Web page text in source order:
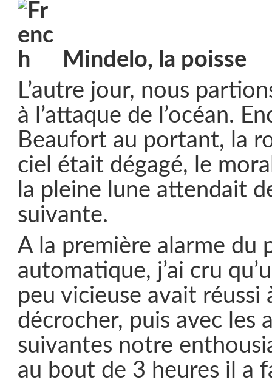
Mindelo, la poisse
L’autre jour, nous
à l’attaque de l’océan.
Beaufort au portant, la
ciel était dégagé, le
la pleine lune attendait
suivante.
A la première alarme du
automatique, j’ai cru
peu vicieuse avait réussi
décrocher, puis avec les
suivantes notre
au bout de 3 heures il a